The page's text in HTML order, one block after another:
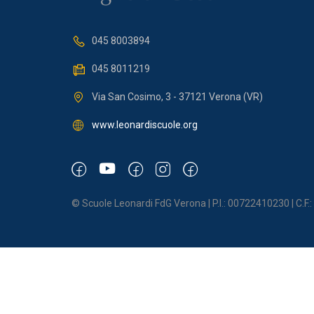
045 8003894
045 8011219
Via San Cosimo, 3 - 37121 Verona (VR)
www.leonardiscuole.org
© Scuole Leonardi FdG Verona | P.I.: 00722410230 |